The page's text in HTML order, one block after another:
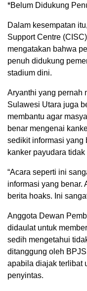
*Belum Didukung
Dalam kesempatan
Support Centre
mengatakan bahwa
penuh didukung
stadium dini.
Aryanthi yang pernah
Sulawesi Utara juga
membantu agar
benar mengenai
sedikit informasi yang
kanker payudara
“Acara seperti ini
informasi yang benar.
berita hoaks. Ini
Anggota Dewan
didaulat untuk
sedih mengetahui
ditanggung oleh
apabila diajak terlibat
penyintas.